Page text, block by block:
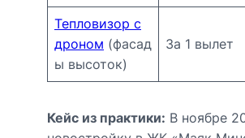
Тепловизор с
дроном (фасад
ы высоток)
За 1 вылет
Кейс из практики: В ноябре